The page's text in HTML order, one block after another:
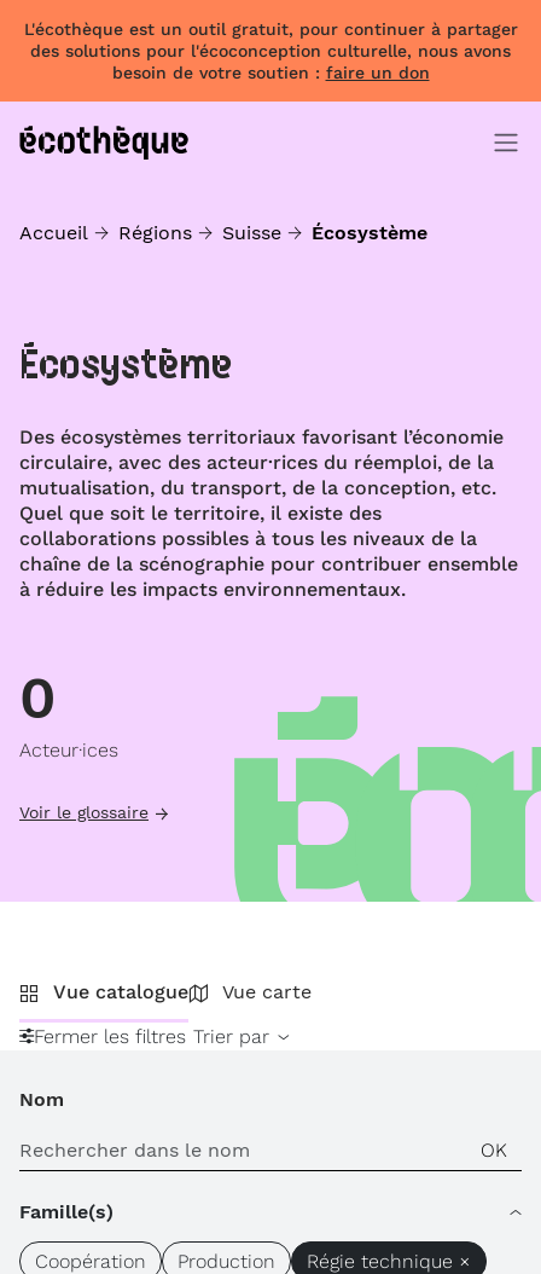
L'écothèque est un outil gratuit, pour continuer à partager
des solutions pour l'écoconception culturelle, nous avons
besoin de votre soutien : faire un don
Accueil Régions Suisse Écosystème
Écosystème
Des écosystèmes territoriaux favorisant l’économie
circulaire, avec des acteur·rices du réemploi, de la
mutualisation, du transport, de la conception, etc.
Quel que soit le territoire, il existe des
collaborations possibles à tous les niveaux de la
chaîne de la scénographie pour contribuer ensemble
à réduire les impacts environnementaux.
0
Acteur·ices
Voir le glossaire
Vue catalogue
Vue carte
Fermer les filtres Trier par
Nom
Famille(s)
Coopération Production
Régie technique ×